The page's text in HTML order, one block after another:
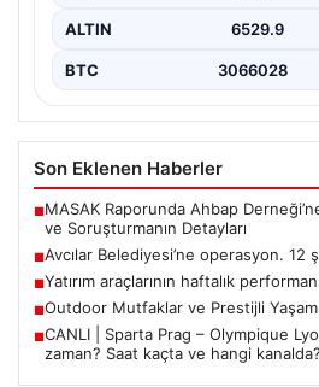
ALTIN 6529.9
BTC 3066028
Son Eklenen Haberler
■MASAK Raporunda Ahbap
ve Soruşturmanın Detayları
■Avcılar Belediyesi’ne operasyon. 12
■Yatırım araçlarının haftalık
■Outdoor Mutfaklar ve Prestijli Yaşam
■CANLI | Sparta Prag – Olympique
zaman? Saat kaçta ve hangi